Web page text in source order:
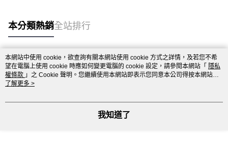
本分類熱銷全站排行
熱門標籤
本網站中使用 cookie，欲查詢有關本網站使用 cookie 方式之詳情，及若您不希
望在電腦上使用 cookie 時應如何變更電腦的 cookie 設定，請參閱本網站「 隱私
權條款 」之 Cookie 聲明。您繼續使用本網站即表示您同意本公司得按本網站使
用條款之 Cookie 聲明使用 cookie。
了解更多 >
我知道了